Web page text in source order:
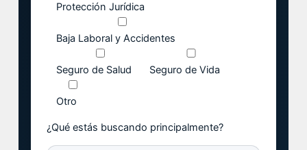
Protección Jurídica
Baja Laboral y Accidentes
Seguro de Salud Seguro de Vida
Otro
¿Qué estás buscando principalmente?